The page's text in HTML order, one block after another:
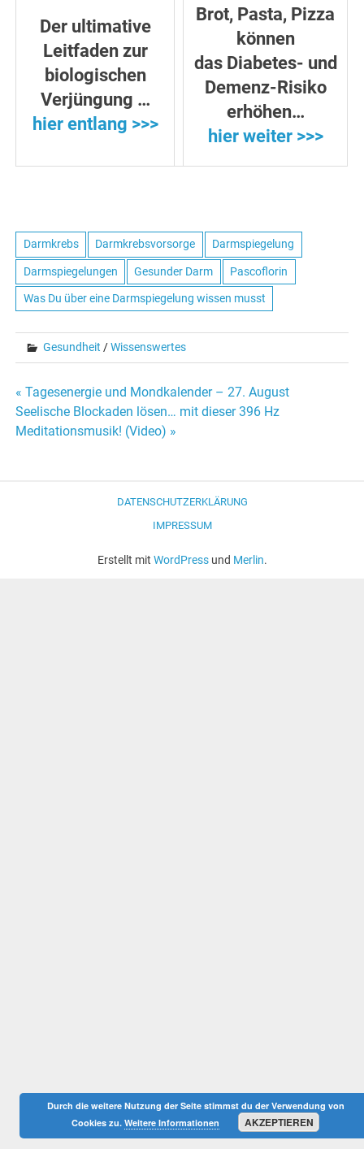
Der ultimative
Leitfaden zur
biologischen
Verjüngung …
hier entlang >>>
Brot, Pasta, Pizza
können
das Diabetes- und
Demenz-Risiko
erhöhen…
hier weiter >>>
Darmkrebs Darmkrebsvorsorge Darmspiegelung
Darmspiegelungen Gesunder Darm Pascoflorin
Was Du über eine Darmspiegelung wissen musst
Gesundheit /Wissenswertes
Beitrags-
« Tagesenergie und Mondkalender – 27. August
Seelische Blockaden lösen… mit dieser 396 Hz
Meditationsmusik! (Video) »
DATENSCHUTZERKLÄRUNG
IMPRESSUM
Erstellt mit WordPressund Merlin.
Durch die weitere Nutzung der Seite stimmst du der Verwendung von
Cookies zu.Weitere Informationen AKZEPTIEREN